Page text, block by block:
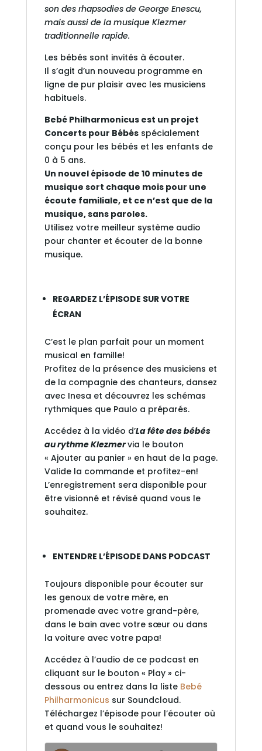
son des rhapsodies de George Enescu,
mais aussi de la musique Klezmer
traditionnelle rapide.
Les bébés sont invités à écouter.
Il s’agit d’un nouveau programme en
ligne de pur plaisir avec les musiciens
habituels.
Bebé Philharmonicus est un projet
Concerts pour Bébésspécialement
conçu pour les bébés et les enfants de
0 à 5 ans.
Un nouvel épisode de 10 minutes de
musique sort chaque mois pour une
écoute familiale, et ce n’est que de la
musique, sans paroles.
Utilisez votre meilleur système audio
pour chanter et écouter de la bonne
musique.
REGARDEZ L’ÉPISODE SUR VOTRE
ÉCRAN
C’est le plan parfait pour un moment
musical en famille!
Profitez de la présence des musiciens et
de la compagnie des chanteurs, dansez
avec Inesa et découvrez les schémas
rythmiques que Paulo a préparés.
Accédez à la vidéo d’La fête des bébés
au rythme Klezmervia le bouton
« Ajouter au panier » en haut de la page.
Valide la commande et profitez-en!
L’enregistrement sera disponible pour
être visionné et révisé quand vous le
souhaitez.
ENTENDRE L’ÉPISODE DANS PODCAST
Toujours disponible pour écouter sur
les genoux de votre mère, en
promenade avec votre grand-père,
dans le bain avec votre sœur ou dans
la voiture avec votre papa!
Accédez à l’audio de ce podcast en
cliquant sur le bouton « Play » ci-
dessous ou entrez dans la liste Bebé
Philharmonicus sur Soundcloud.
Téléchargez l’épisode pour l’écouter où
et quand vous le souhaitez!